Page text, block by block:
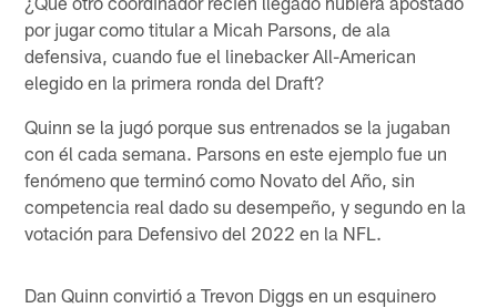
por jugar como titular a Micah Parsons, de ala
defensiva, cuando fue el linebacker All-American
elegido en la primera ronda del Draft?
Quinn se la jugó porque sus entrenados se la jugaban
con él cada semana. Parsons en este ejemplo fue un
fenómeno que terminó como Novato del Año, sin
competencia real dado su desempeño, y segundo en la
votación para Defensivo del 2022 en la NFL.
Dan Quinn convirtió a Trevon Diggs en un esquinero